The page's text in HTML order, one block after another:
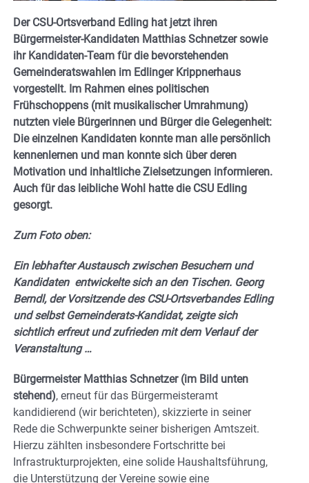
Der CSU-Ortsverband Edling hat jetzt ihren
Bürgermeister-Kandidaten Matthias Schnetzer sowie
ihr Kandidaten-Team für die bevorstehenden
Gemeinderatswahlen im Edlinger Krippnerhaus
vorgestellt. Im Rahmen eines politischen
Frühschoppens (mit musikalischer Umrahmung)
nutzten viele Bürgerinnen und Bürger die Gelegenheit:
Die einzelnen Kandidaten konnte man alle persönlich
kennenlernen und man konnte sich über deren
Motivation und inhaltliche Zielsetzungen informieren.
Auch für das leibliche Wohl hatte die CSU Edling
gesorgt.
Zum Foto oben:
Ein lebhafter Austausch zwischen Besuchern und
Kandidaten entwickelte sich an den Tischen. Georg
Berndl, der Vorsitzende des CSU-Ortsverbandes Edling
und selbst Gemeinderats-Kandidat, zeigte sich
sichtlich erfreut und zufrieden mit dem Verlauf der
Veranstaltung …
Bürgermeister Matthias Schnetzer (im Bild unten
stehend), erneut für das Bürgermeisteramt
kandidierend (wir berichteten), skizzierte in seiner
Rede die Schwerpunkte seiner bisherigen Amtszeit.
Hierzu zählten insbesondere Fortschritte bei
Infrastrukturprojekten, eine solide Haushaltsführung,
die Unterstützung der Vereine sowie eine